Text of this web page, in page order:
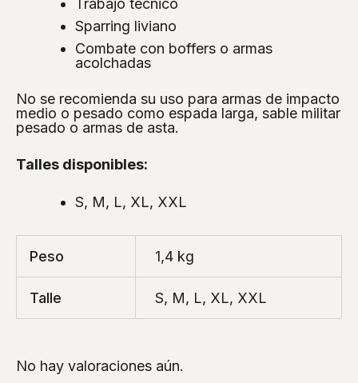
Sparring liviano
Combate con boffers o armas
acolchadas
No se recomienda su uso para armas de impacto
medio o pesado como espada larga, sable militar
pesado o armas de asta.
Talles disponibles:
S, M, L, XL, XXL
Peso 1,4 kg
Talle S, M, L, XL, XXL
No hay valoraciones aún.